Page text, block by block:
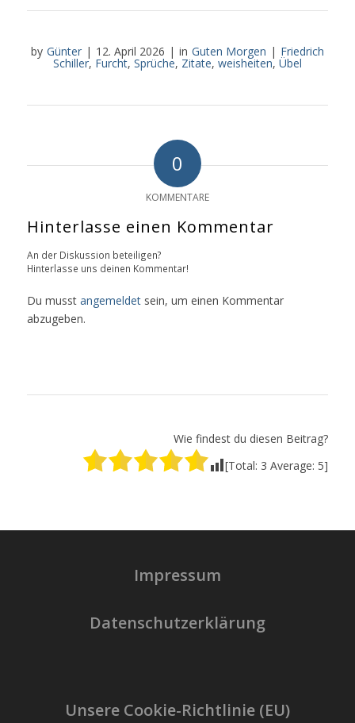
by Günter | 12. April 2026 | in Guten Morgen | Friedrich
Schiller, Furcht, Sprüche, Zitate, weisheiten, Übel
0
KOMMENTARE
Hinterlasse einen Kommentar
An der Diskussion beteiligen?
Hinterlasse uns deinen Kommentar!
Du musst angemeldetsein, um einen Kommentar
abzugeben.
Wie findest du diesen Beitrag?
[Total: 3 Average: 5]
Impressum
Datenschutzerklärung
Unsere Cookie-Richtlinie (EU)